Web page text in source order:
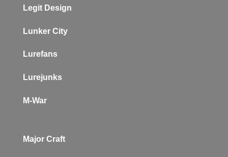
Legit Design
Lunker City
Lurefans
Lurejunks
M-War
Major Craft